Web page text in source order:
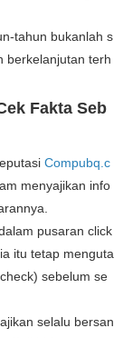
tahun bukanlah s
berkelanjutan terh
Fakta Seb
Compubq.c
menyajikan info
pusaran click
itu tetap menguta
sebelum se
selalu bersan